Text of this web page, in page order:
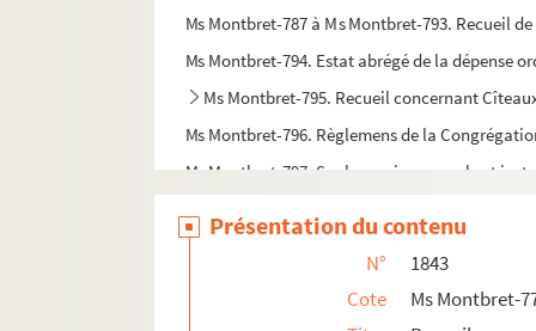
Ms Montbret-787 à Ms Montbret-793. Recueil
Ms Montbret-794. Estat abrégé de la dépense
Ms Montbret-795. Recueil concernant
Ms Montbret-796. Règlemens de la
Ms Montbret-797. Sur la musique vocale et
Ms Montbret-799. État des troupes et des États-
Présentation du contenu
N°
1843
Cote
Ms Montbret-